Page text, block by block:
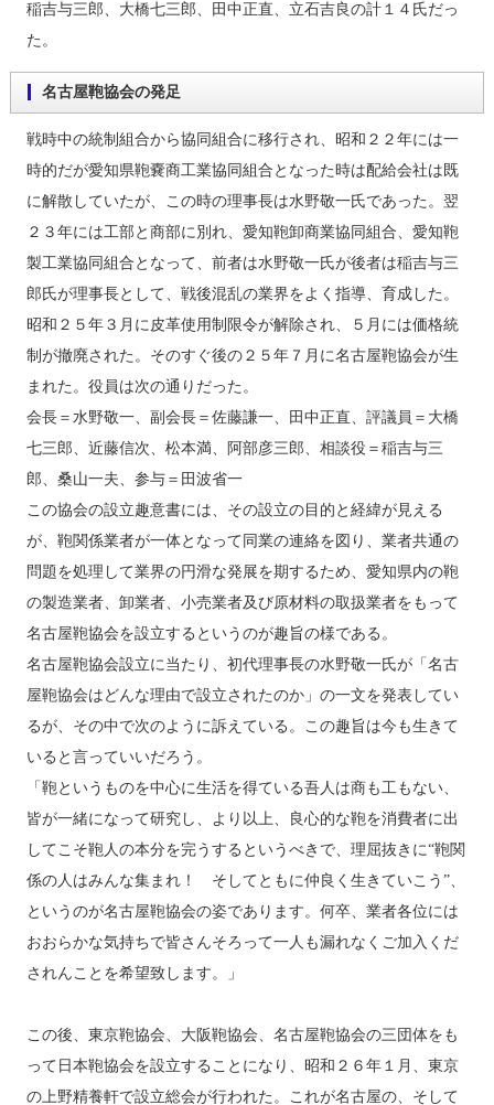
稲吉与三郎、大橋七三郎、田中正直、立石吉良の計１４氏だっ
た。
名古屋鞄協会の発足
戦時中の統制組合から協同組合に移行され、昭和２２年には一
時的だが愛知県鞄嚢商工業協同組合となった時は配給会社は既
に解散していたが、この時の理事長は水野敬一氏であった。翌
２３年には工部と商部に別れ、愛知鞄卸商業協同組合、愛知鞄
製工業協同組合となって、前者は水野敬一氏が後者は稲吉与三
郎氏が理事長として、戦後混乱の業界をよく指導、育成した。
昭和２５年３月に皮革使用制限令が解除され、５月には価格統
制が撤廃された。そのすぐ後の２５年７月に名古屋鞄協会が生
まれた。役員は次の通りだった。
会長＝水野敬一、副会長＝佐藤謙一、田中正直、評議員＝大橋
七三郎、近藤信次、松本満、阿部彦三郎、相談役＝稲吉与三
郎、桑山一夫、参与＝田波省一
この協会の設立趣意書には、その設立の目的と経緯が見える
が、鞄関係業者が一体となって同業の連絡を図り、業者共通の
問題を処理して業界の円滑な発展を期するため、愛知県内の鞄
の製造業者、卸業者、小売業者及び原材料の取扱業者をもって
名古屋鞄協会を設立するというのが趣旨の様である。
名古屋鞄協会設立に当たり、初代理事長の水野敬一氏が「名古
屋鞄協会はどんな理由で設立されたのか」の一文を発表してい
るが、その中で次のように訴えている。この趣旨は今も生きて
いると言っていいだろう。
「鞄というものを中心に生活を得ている吾人は商も工もない、
皆が一緒になって研究し、より以上、良心的な鞄を消費者に出
してこそ鞄人の本分を完うするというべきで、理屈抜きに“鞄関
係の人はみんな集まれ！ そしてともに仲良く生きていこう”、
というのが名古屋鞄協会の姿であります。何卒、業者各位には
おおらかな気持ちで皆さんそろって一人も漏れなくご加入くだ
されんことを希望致します。」
この後、東京鞄協会、大阪鞄協会、名古屋鞄協会の三団体をも
って日本鞄協会を設立することになり、昭和２６年１月、東京
の上野精養軒で設立総会が行われた。これが名古屋の、そして